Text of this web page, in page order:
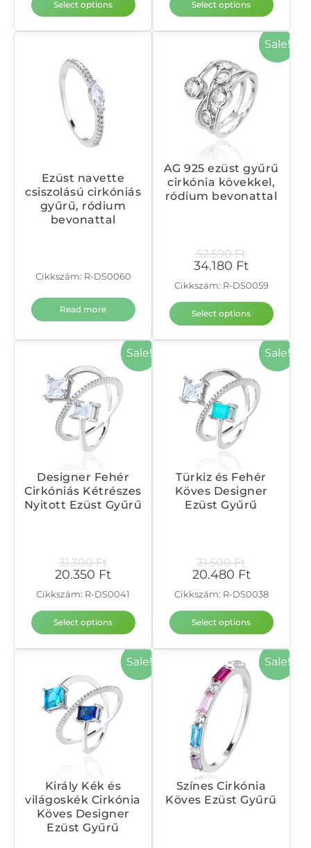
Select options Select options
Ezüst navette
csiszolású cirkóniás
gyűrű, ródium
bevonattal
Cikkszám: R-DS0060
Read more
Sale!
AG 925 ezüst gyűrű
cirkónia kövekkel,
ródium bevonattal
52.590Ft
34.180 Ft
Cikkszám: R-DS0059
Select options
Sale!
Designer Fehér
Cirkóniás Kétrészes
Nyitott Ezüst Gyűrű
31.300Ft
20.350 Ft
Cikkszám: R-DS0041
Select options
Sale!
Türkiz és Fehér
Köves Designer
Ezüst Gyűrű
31.500Ft
20.480 Ft
Cikkszám: R-DS0038
Select options
Sale!
Király Kék és
világoskék Cirkónia
Köves Designer
Ezüst Gyűrű
Sale!
Színes Cirkónia
Köves Ezüst Gyűrű